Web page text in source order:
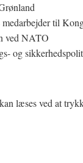
til
ved NATO
og
læses ved at